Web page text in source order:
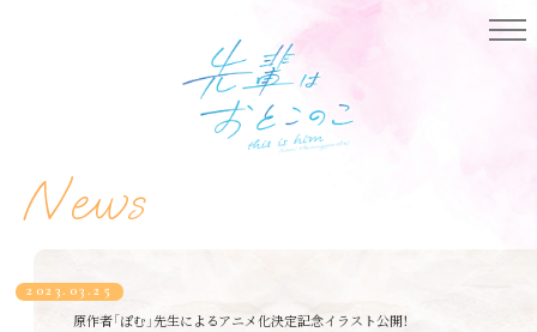
News
2023.03.25
原作者「ぽむ」先生によるアニメ化決定記念イラスト公開！